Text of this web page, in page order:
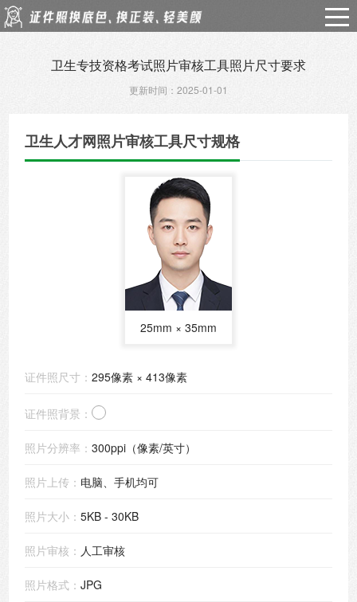
卫生专技资格考试照片审核工具照片尺寸要求
更新时间：2025-01-01
卫生人才网照片审核工具尺寸规格
25mm × 35mm
证件照尺寸：295像素 × 413像素
证件照背景：
照片分辨率：300ppi（像素/英寸）
照片上传： 电脑、手机均可
照片大小：5KB - 30KB
照片审核： 人工审核
照片格式：JPG